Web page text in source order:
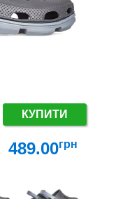
КУПИТИ
| Літні крокси чоловічі
489.00грн